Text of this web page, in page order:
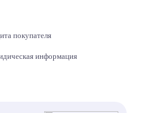
покупателя
информация